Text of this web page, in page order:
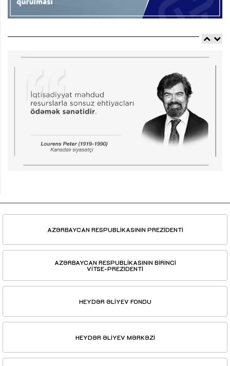
AZƏRBAYCAN RESPUBLİKASININ PREZİDENTİ
AZƏRBAYCAN RESPUBLİKASININ BİRİNCİ
VİTSE-PREZİDENTİ
HEYDƏR ƏLİYEV FONDU
HEYDƏR ƏLİYEV MƏRKƏZİ